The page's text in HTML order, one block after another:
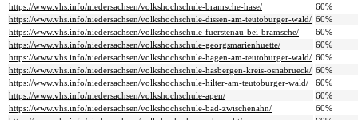
https://www.vhs.info/niedersachsen/volkshochschule-bramsche-hase/
60%
https://www.vhs.info/niedersachsen/volkshochschule-dissen-am-teutoburger-wald/ 60%
https://www.vhs.info/niedersachsen/volkshochschule-fuerstenau-bei-bramsche/
60%
https://www.vhs.info/niedersachsen/volkshochschule-georgsmarienhuette/
60%
https://www.vhs.info/niedersachsen/volkshochschule-hagen-am-teutoburger-wald/ 60%
https://www.vhs.info/niedersachsen/volkshochschule-hasbergen-kreis-osnabrueck/ 60%
https://www.vhs.info/niedersachsen/volkshochschule-hilter-am-teutoburger-wald/
60%
https://www.vhs.info/niedersachsen/volkshochschule-apen/
60%
https://www.vhs.info/niedersachsen/volkshochschule-bad-zwischenahn/
60%